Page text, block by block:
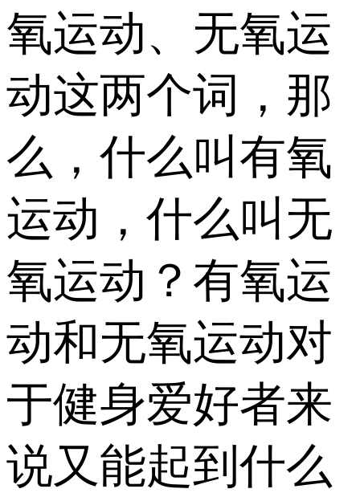
氧运动、无氧运
动这两个词，那
么，什么叫有氧
运动，什么叫无
氧运动？有氧运
动和无氧运动对
于健身爱好者来
说又能起到什么